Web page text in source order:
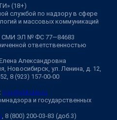
(18+)
службой по надзору в сфере
и массовых коммуникаций
СМИ ЭЛ № ФС 77—84683
ответственностью
Александровна
Новосибирск, ул. Ленина, д. 12,
8 (923) 157-00-00
ngs@shkulev.ru
и государственных
, 8 (800) 200-03-83 (доб.3)